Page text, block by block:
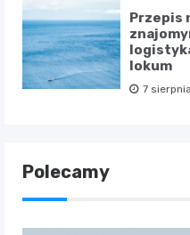
Przepis
lokum
7
Polecamy